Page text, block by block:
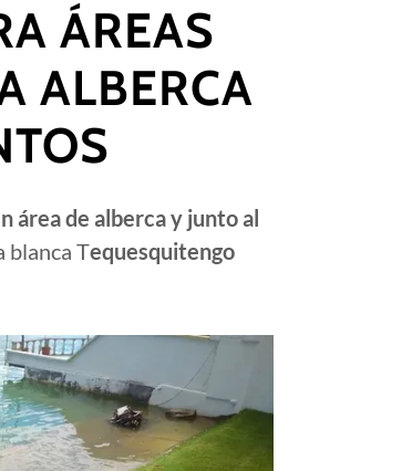
ÁREAS
ALBERCA
área de alberca y junto al
blanca Tequesquitengo